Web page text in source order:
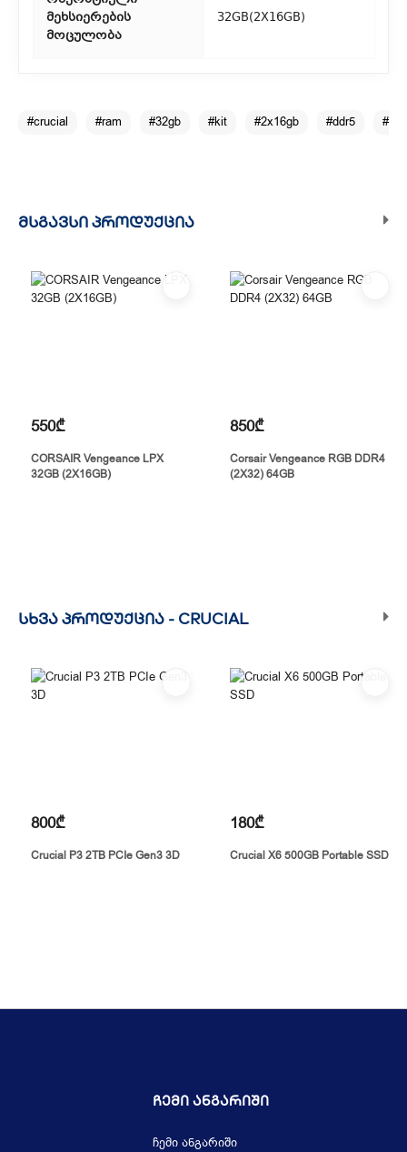
რეგიონებიდან შეკვეთებისთვის ხელმისაწვდომია საფოსტო
მიწოდება. მიწოდების დრო დამოკიდებულია
მეხსიერების
მოცულობა
32GB(2X16GB)
#crucial #ram #32gb #kit #2x16gb #ddr5
ᲛᲡᲒᲐᲕᲡᲘ ᲞᲠᲝᲓᲣᲥᲪᲘᲐ
550₾
CORSAIR Vengeance LPX
32GB (2X16GB)
850₾
Corsair Vengeance RGB DDR4
(2X32) 64GB
ᲡᲮᲕᲐ ᲞᲠᲝᲓᲣᲥᲪᲘᲐ - CRUCIAL
800₾
Crucial P3 2TB PCIe Gen3 3D
180₾
Crucial X6 500GB Portable SSD
Ჩემი Ანგარიში
ჩემი ანგარიში